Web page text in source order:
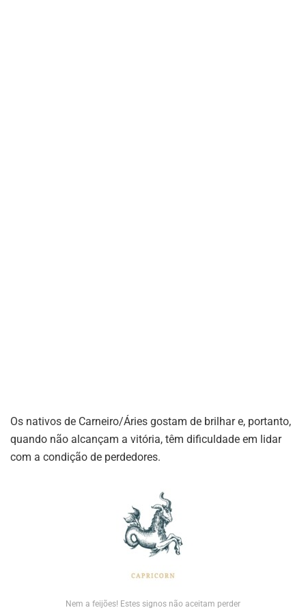
Os nativos de Carneiro/Áries gostam de brilhar e, portanto,
quando não alcançam a vitória, têm dificuldade em lidar
com a condição de perdedores.
Nem a feijões! Estes signos não aceitam perder